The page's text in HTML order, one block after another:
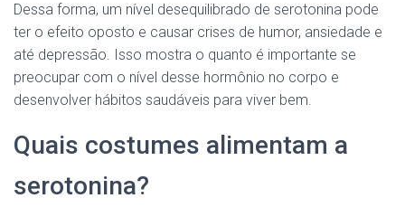
Dessa forma, um nível desequilibrado de serotonina pode
ter o efeito oposto e causar crises de humor, ansiedade e
até depressão. Isso mostra o quanto é importante se
preocupar com o nível desse hormônio no corpo e
desenvolver hábitos saudáveis para viver bem.
Quais costumes alimentam a
serotonina?